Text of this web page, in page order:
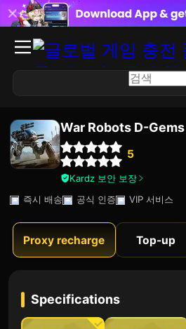
War Robots D-Gems
5
Kardz 보안 보장
즉시 배송
공식 인증 VIP 서비스
Proxy recharge Top-up
Specifications